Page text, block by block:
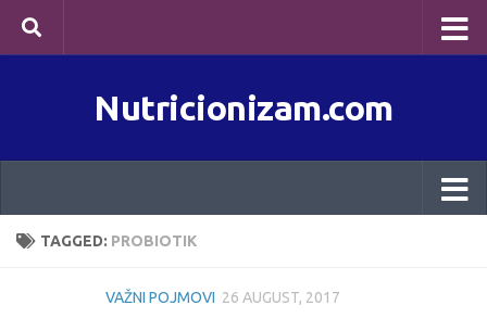
Skip to content
Nutricionizam.com
TAGGED: PROBIOTIK
VAŽNI POJMOVI 26 AUGUST, 2017